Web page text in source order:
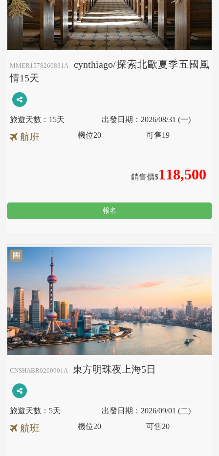
MMER1578260831A
cynthiago/探索北歐夏季五國風
情15天
15天 2026/08/31 (一)
航班
銷售價$118,500
機位20 可售19
報名
團
CNSHABR0260901A 東方明珠夜上海5日
5天 2026/09/01 (二)
航班 機位20 可售20